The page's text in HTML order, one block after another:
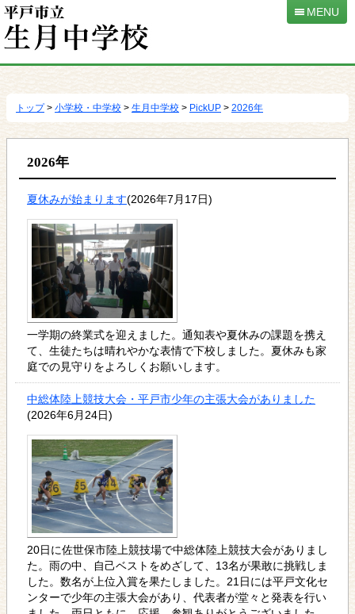
移
MENU
トップ> 小学校・中学校 > 生月中学校 > PickUP > 2026年
2026年
夏休みが始まります(2026年7月17日)
一学期の終業式を迎えました。通知表や夏休みの課題を携え
て、生徒たちは晴れやかな表情で下校しました。夏休みも家
庭での見守りをよろしくお願いします。
中総体陸上競技大会・平戸市少年の主張大会がありました
(2026年6月24日)
20日に佐世保市陸上競技場で中総体陸上競技大会がありまし
た。雨の中、自己ベストをめざして、13名が果敢に挑戦しま
した。数名が上位入賞を果たしました。21日には平戸文化セ
ンターで少年の主張大会があり、代表者が堂々と発表を行い